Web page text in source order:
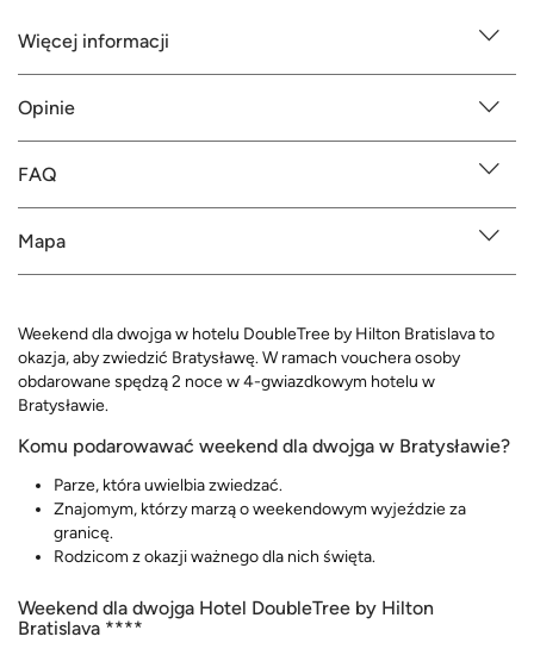
Więcej informacji
Opinie
FAQ
Mapa
Weekend dla dwojga w hotelu DoubleTree by Hilton Bratislava to
okazja, aby zwiedzić Bratysławę. W ramach vouchera osoby
obdarowane spędzą 2 noce w 4-gwiazdkowym hotelu w
Bratysławie.
Komu podarowawać weekend dla dwojga w Bratysławie?
Parze, która uwielbia zwiedzać.
Znajomym, którzy marzą o weekendowym wyjeździe za
granicę.
Rodzicom z okazji ważnego dla nich święta.
Weekend dla dwojga Hotel DoubleTree by Hilton
Bratislava ****